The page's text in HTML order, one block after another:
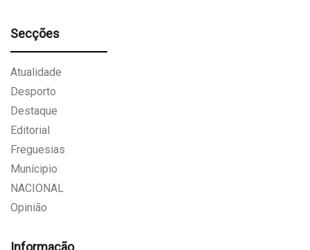
Secções
Atualidade
Desporto
Destaque
Editorial
Freguesias
Munícipio
NACIONAL
Opinião
Informação